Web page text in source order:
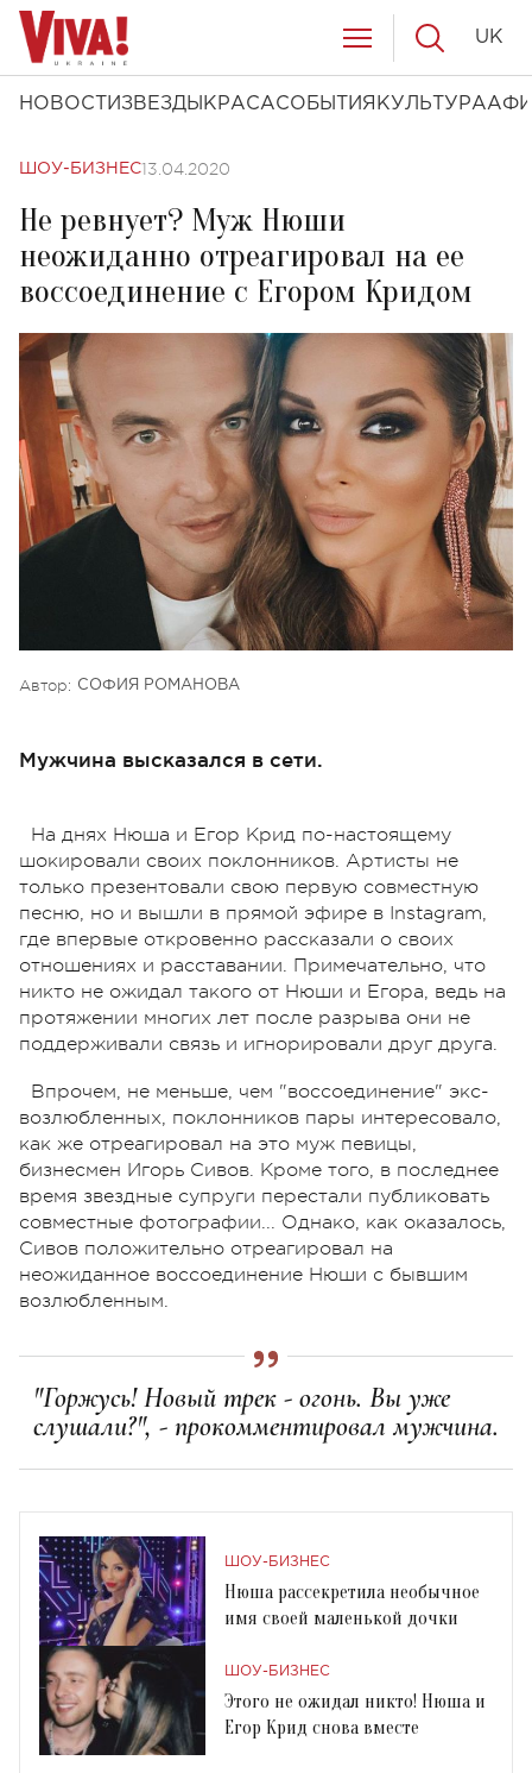
НОВОСТИ ЗВЕЗДЫ КРАСАСОБЫТИЯ КУЛЬТУРА
UK
ШОУ-БИЗНЕС13.04.2020
Не ревнует? Муж Нюши
неожиданно отреагировал на ее
воссоединение с Егором Кридом
Автор: СОФИЯ РОМАНОВА
Мужчина высказался в сети.
На днях Нюша и Егор Крид по-настоящему
шокировали своих поклонников. Артисты не
только презентовали свою первую совместную
песню, но и вышли в прямой эфире в Instagram,
где впервые откровенно рассказали о своих
отношениях и расставании. Примечательно, что
никто не ожидал такого от Нюши и Егора, ведь на
протяжении многих лет после разрыва они не
поддерживали связь и игнорировали друг друга.
Впрочем, не меньше, чем "воссоединение" экс-
возлюбленных, поклонников пары интересовало,
как же отреагировал на это муж певицы,
бизнесмен Игорь Сивов. Кроме того, в последнее
время звездные супруги перестали публиковать
совместные фотографии... Однако, как оказалось,
Сивов положительно отреагировал на
неожиданное воссоединение Нюши с бывшим
возлюбленным.
"Горжусь! Новый трек - огонь. Вы уже
слушали?", - прокомментировал мужчина.
ШОУ-БИЗНЕС
Нюша рассекретила необычное
имя своей маленькой дочки
ШОУ-БИЗНЕС
Этого не ожидал никто! Нюша и
Егор Крид снова вместе